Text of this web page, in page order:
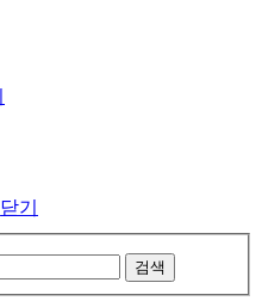
닫기
검색